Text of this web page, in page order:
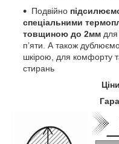
Подвійно
спеціальними
товщиною до 2мм для
п’яти. А також
шкірою, для комфорту
стирань